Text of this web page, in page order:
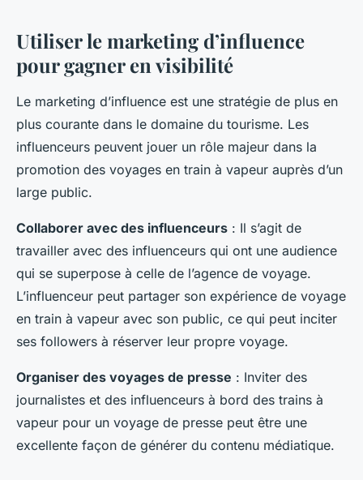
Utiliser le marketing d’influence
pour gagner en visibilité
Le marketing d’influence est une stratégie de plus en
plus courante dans le domaine du tourisme. Les
influenceurs peuvent jouer un rôle majeur dans la
promotion des voyages en train à vapeur auprès d’un
large public.
Collaborer avec des influenceurs : Il s’agit de
travailler avec des influenceurs qui ont une audience
qui se superpose à celle de l’agence de voyage.
L’influenceur peut partager son expérience de voyage
en train à vapeur avec son public, ce qui peut inciter
ses followers à réserver leur propre voyage.
Organiser des voyages de presse : Inviter des
journalistes et des influenceurs à bord des trains à
vapeur pour un voyage de presse peut être une
excellente façon de générer du contenu médiatique.